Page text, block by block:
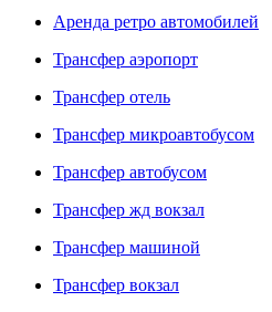
Аренда ретро автомобилей
Трансфер аэропорт
Трансфер отель
Трансфер микроавтобусом
Трансфер автобусом
Трансфер жд вокзал
Трансфер машиной
Трансфер вокзал